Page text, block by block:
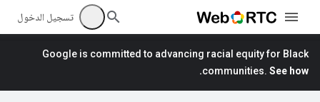
تسجيل الدخول
Google is committed to advancing racial equity for Black
communities. See how.